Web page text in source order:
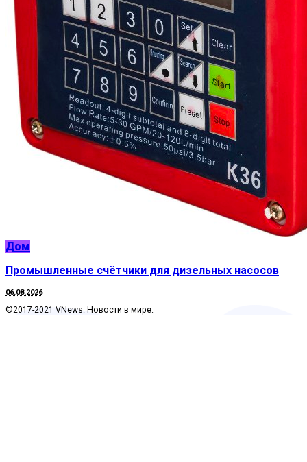
Дом
Промышленные счётчики для дизельных насосов
06.08.2026
©2017-2021 VNews. Новости в мире.